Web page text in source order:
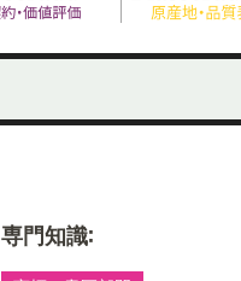
専門知識: